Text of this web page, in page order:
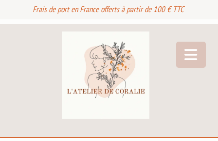
Frais de port en France offerts à partir de 100 € TTC